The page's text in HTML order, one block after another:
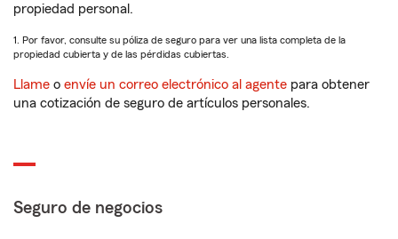
propiedad personal.
1. Por favor, consulte su póliza de seguro para ver una lista completa de la
propiedad cubierta y de las pérdidas cubiertas.
Llame o envíe un correo electrónico al agente para obtener
una cotización de seguro de artículos personales.
Seguro de negocios